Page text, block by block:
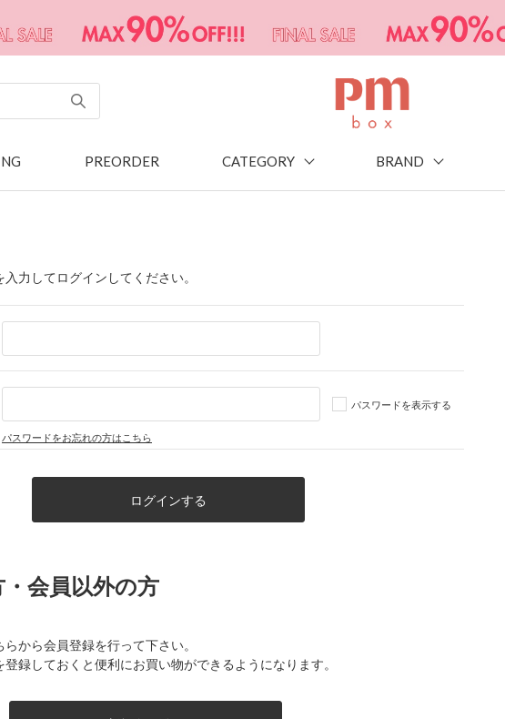
PREORDER CATEGORY BRAND
力してログインしてください。
パスワードを表示する
パスワードをお忘れの方はこちら
会員以外の方
から会員登録を行って下さい。
録しておくと便利にお買い物ができるようになります。